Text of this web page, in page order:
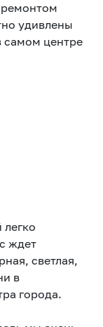
удивлены
самом центре
ждет
светлая,
в
города.